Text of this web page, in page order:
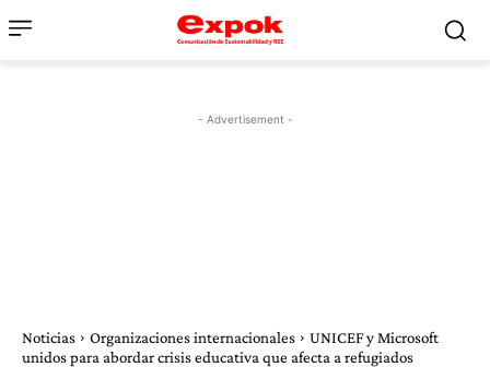
- Advertisement -
Noticias Organizaciones internacionales
UNICEF y Microsoft
unidos para abordar crisis educativa que afecta a refugiados